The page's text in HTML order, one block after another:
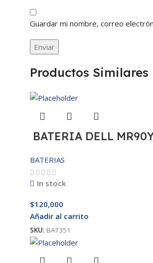
Guardar mi nombre, correo
Productos Similares
BATERIA DELL
BATERIAS
In stock
$120,000
Añadir al carrito
SKU: BAT351